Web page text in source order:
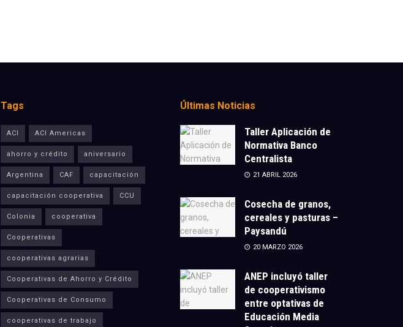
Tags
ACI ACI Americas
ahorro y crédito aniversario
Argentina CAF capacitación
capacitación cooperativa CCU
Colonia cooperativa
Cooperativas
cooperativas agrarias
Cooperativas de Ahorro y Crédito
Cooperativas de Consumo
cooperativas de trabajo
Últimas Noticias
Taller Aplicación de
Normativa Banco
Centralista
21 ABRIL 2026
Cosecha de granos,
cereales y pasturas –
Paysandú
20 MARZO 2026
ANEP incluyó taller
de cooperativismo
entre optativas de
Educación Media